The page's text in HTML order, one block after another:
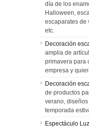
día de los
Halloween,
escaparates de
etc.
Decoración
amplia de
primavera para
empresa y
Decoración
de productos
verano,
temporada
Espectáculo